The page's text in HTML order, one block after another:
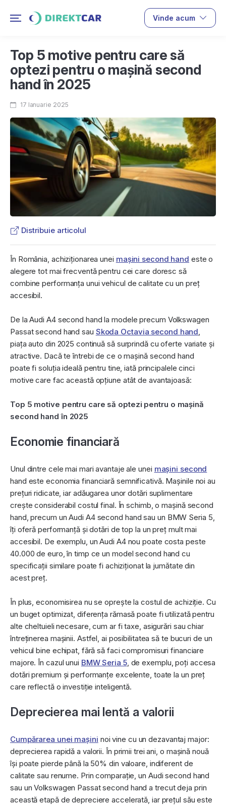
Vinde acum
Top 5 motive pentru care să
optezi pentru o mașină second
hand în 2025
17 Ianuarie 2025
Distribuie articolul
În România, achiziționarea unei mașini second hand este o
alegere tot mai frecventă pentru cei care doresc să
combine performanța unui vehicul de calitate cu un preț
accesibil.
De la Audi A4 second hand la modele precum Volkswagen
Passat second hand sau Skoda Octavia second hand
piața auto din 2025 continuă să surprindă cu oferte variate și
atractive. Dacă te întrebi de ce o mașină second hand
poate fi soluția ideală pentru tine, iată principalele cinci
motive care fac această opțiune atât de avantajoasă:
Top 5 motive pentru care să optezi pentru o mașină
second hand în 2025
Economie financiară
Unul dintre cele mai mari avantaje ale unei mașini second
hand este economia financiară semnificativă. Mașinile noi au
prețuri ridicate, iar adăugarea unor dotări suplimentare
crește considerabil costul final. În schimb, o mașină second
hand, precum un Audi A4 second hand sau un BMW Seria 5,
îți oferă performanță și dotări de top la un preț mult mai
accesibil. De exemplu, un Audi A4 nou poate costa peste
40.000 de euro, în timp ce un model second hand cu
specificații similare poate fi achiziționat la jumătate din
acest preț.
În plus, economisirea nu se oprește la costul de achiziție. Cu
un buget optimizat, diferența rămasă poate fi utilizată pentru
alte cheltuieli necesare, cum ar fi taxe, asigurări sau chiar
întreținerea mașinii. Astfel, ai posibilitatea să te bucuri de un
vehicul bine echipat, fără să faci compromisuri financiare
majore. În cazul unui BMW Seria 5, de exemplu, poți accesa
dotări premium și performanțe excelente, toate la un preț
care reflectă o investiție inteligentă.
Deprecierea mai lentă a valorii
Cumpărarea unei mașini noi vine cu un dezavantaj major:
deprecierea rapidă a valorii. În primii trei ani, o mașină nouă
își poate pierde până la 50% din valoare, indiferent de
calitate sau renume. Prin comparație, un Audi second hand
sau un Volkswagen Passat second hand a trecut deja prin
această etapă de depreciere accelerată, iar prețul său este